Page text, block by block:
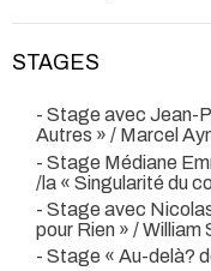
STAGES
- Stage avec Jean-
Autres » / Marcel
- Stage Médiane
/la « Singularité du
- Stage avec
pour Rien » / William
- Stage « Au-delà?